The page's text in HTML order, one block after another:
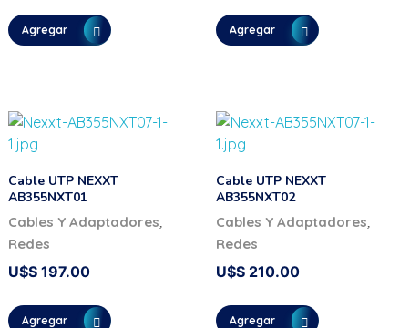
Agregar Agregar
Cable UTP NEXXT
AB355NXT01
U$S197.00
Cables Y Adaptadores,
Redes
Agregar
Cable UTP NEXXT
AB355NXT02
U$S 210.00
Cables Y Adaptadores,
Redes
Agregar